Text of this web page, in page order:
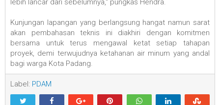
lebih lancar dari sebelumnya," pungkas Hendra.
‎Kunjungan lapangan yang berlangsung hangat namun sarat
akan pembahasan teknis ini diakhiri dengan komitmen
bersama untuk terus mengawal ketat setiap tahapan
proyek, demi terwujudnya ketahanan air minum yang andal
bagi warga Kota Padang.
Label: PDAM